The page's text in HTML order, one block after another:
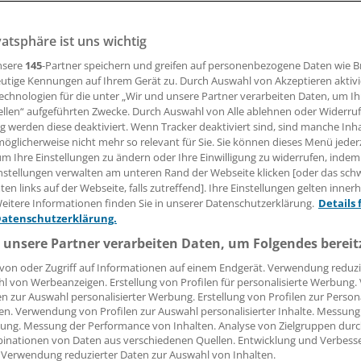
16:14 Uhr
Deutsche Psoriasis Bund e. V. (DPB) bietet Betroffenen
an: Die Selbsthilfeorganisation veranstaltet
Eltern-Seminar.
Teilnehmer Informationen zu Psoriasis und Psoriasis-
mit Hautärzten und Psychologen ihre ganz
besprechen. In getrennten Gruppen erhalten sie
Hilfen. Auch gesunde Geschwisterkinder sind
ist uns wichtig
145-Partner speichern und greifen auf personenbezogene Daten wie
Kennungen auf Ihrem Gerät zu. Durch Auswahl von Akzeptieren
für die unter „Wir und unsere Partner verarbeiten Daten, um
aufgeführten Zwecke. Durch Auswahl von Alle ablehnen oder
werden diese deaktiviert. Wenn Tracker deaktiviert sind, sind manche
nicht mehr so relevant für Sie. Sie können dieses Menü
Ihre Einstellungen zu ändern oder Ihre Einwilligung zu widerrufen, indem
verwalten am unteren Rand der Webseite klicken [oder das
links auf der Webseite, falls zutreffend]. Ihre Einstellungen gelten
Informationen finden Sie in unserer Datenschutzerklärung. Details
Partner verarbeiten Daten, um Folgendes
oder Zugriff auf Informationen auf einem Endgerät. Verwendung
von Werbeanzeigen. Erstellung von Profilen für personalisierte
zur Auswahl personalisierter Werbung. Erstellung von Profilen zur
Verwendung von Profilen zur Auswahl personalisierter Inhalte.
Messung der Performance von Inhalten. Analyse von Zielgruppen
von Daten aus verschiedenen Quellen. Entwicklung und
reduzierter Daten zur Auswahl von Inhalten.